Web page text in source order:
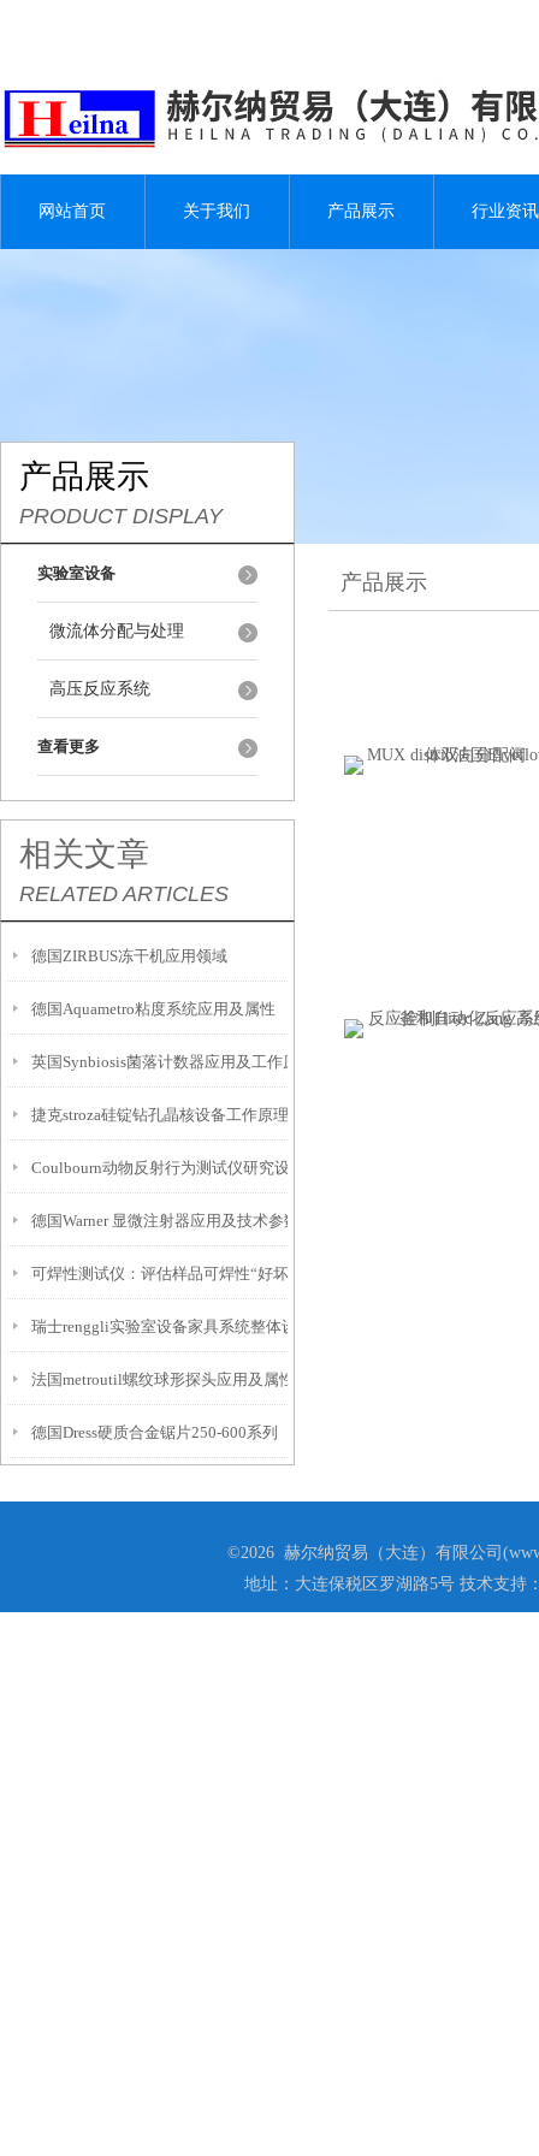
网站首页 关于我们 产品展示 行业资讯
产品展示
PRODUCT DISPLAY
实验室设备
微流体分配与处理
高压反应系统
查看更多
相关文章
RELATED ARTICLES
德国ZIRBUS冻干机应用领域
德国Aquametro粘度系统应用及属性
英国Synbiosis菌落计数器应用及工作原理
捷克stroza硅锭钻孔晶核设备工作原理及参数
Coulbourn动物反射行为测试仪研究设备解决方案
德国Warner 显微注射器应用及技术参数
可焊性测试仪：评估样品可焊性“好坏”
瑞士renggli实验室设备家具系统整体设计
法国metroutil螺纹球形探头应用及属性
德国Dress硬质合金锯片250-600系列
产品展示
©2026 赫尔纳贸易（大连）有限公司
地址：大连保税区罗湖路5号 技术支持